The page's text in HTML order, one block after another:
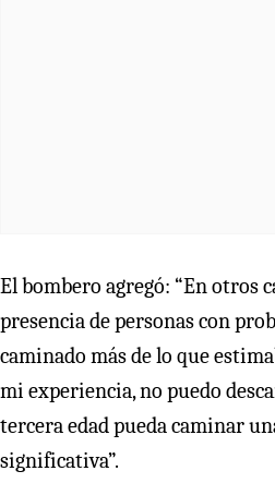
El bombero agregó: “En otros
presencia de personas con
caminado más de lo que
mi experiencia, no puedo
tercera edad pueda caminar
significativa”.